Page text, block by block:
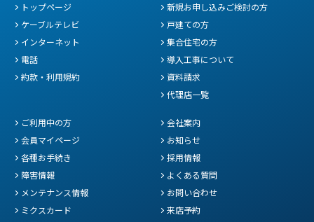
トップページ
ケーブルテレビ
インターネット
電話
約款・利用規約
新規お申し込みご検討の方
戸建ての方
集合住宅の方
導入工事について
資料請求
代理店一覧
ご利用中の方
会員マイページ
各種お手続き
障害情報
メンテナンス情報
ミクスカード
会社案内
お知らせ
採用情報
よくある質問
お問い合わせ
来店予約